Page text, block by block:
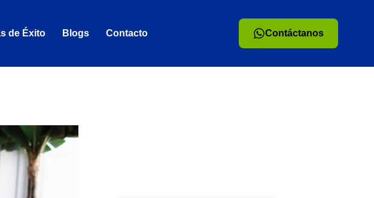
de Éxito Blogs Contacto Contáctanos